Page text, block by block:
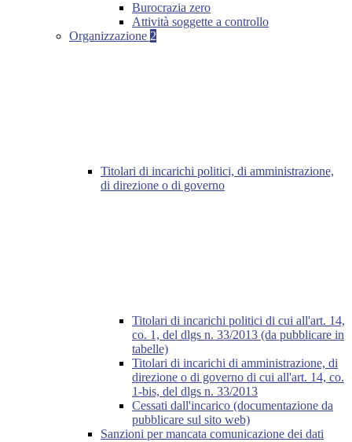
Burocrazia zero
Attività soggette a controllo
Organizzazione 2
Titolari di incarichi politici, di amministrazione,
di direzione o di governo
Titolari di incarichi politici di cui all'art. 14,
co. 1, del dlgs n. 33/2013 (da pubblicare in
tabelle)
Titolari di incarichi di amministrazione, di
direzione o di governo di cui all'art. 14, co.
1-bis, del dlgs n. 33/2013
Cessati dall'incarico (documentazione da
pubblicare sul sito web)
Sanzioni per mancata comunicazione dei dati